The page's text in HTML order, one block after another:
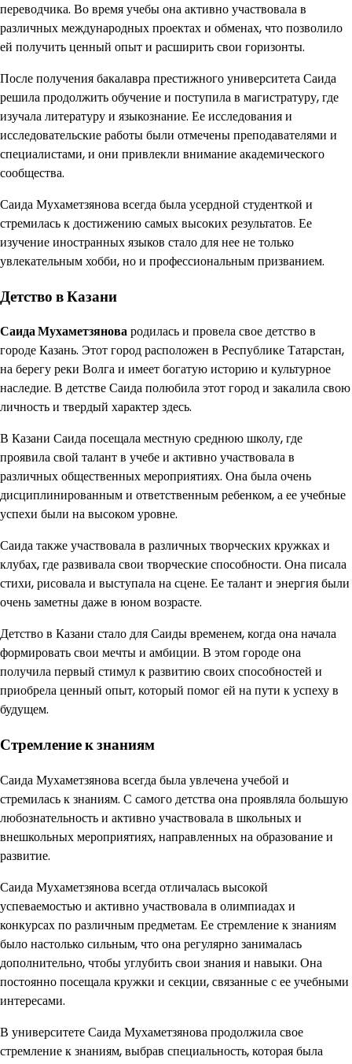
переводчика. Во время учебы она активно участвовала в
различных международных проектах и обменах, что позволило
ей получить ценный опыт и расширить свои горизонты.
После получения бакалавра престижного университета Саида
решила продолжить обучение и поступила в магистратуру, где
изучала литературу и языкознание. Ее исследования и
исследовательские работы были отмечены преподавателями и
специалистами, и они привлекли внимание академического
сообщества.
Саида Мухаметзянова всегда была усердной студенткой и
стремилась к достижению самых высоких результатов. Ее
изучение иностранных языков стало для нее не только
увлекательным хобби, но и профессиональным призванием.
Детство в Казани
Саида Мухаметзяновародилась и провела свое детство в
городе Казань. Этот город расположен в Республике Татарстан,
на берегу реки Волга и имеет богатую историю и культурное
наследие. В детстве Саида полюбила этот город и закалила свою
личность и твердый характер здесь.
В Казани Саида посещала местную среднюю школу, где
проявила свой талант в учебе и активно участвовала в
различных общественных мероприятиях. Она была очень
дисциплинированным и ответственным ребенком, а ее учебные
успехи были на высоком уровне.
Саида также участвовала в различных творческих кружках и
клубах, где развивала свои творческие способности. Она писала
стихи, рисовала и выступала на сцене. Ее талант и энергия были
очень заметны даже в юном возрасте.
Детство в Казани стало для Саиды временем, когда она начала
формировать свои мечты и амбиции. В этом городе она
получила первый стимул к развитию своих способностей и
приобрела ценный опыт, который помог ей на пути к успеху в
будущем.
Стремление к знаниям
Саида Мухаметзянова всегда была увлечена учебой и
стремилась к знаниям. С самого детства она проявляла большую
любознательность и активно участвовала в школьных и
внешкольных мероприятиях, направленных на образование и
развитие.
Саида Мухаметзянова всегда отличалась высокой
успеваемостью и активно участвовала в олимпиадах и
конкурсах по различным предметам. Ее стремление к знаниям
было настолько сильным, что она регулярно занималась
дополнительно, чтобы углубить свои знания и навыки. Она
постоянно посещала кружки и секции, связанные с ее учебными
интересами.
В университете Саида Мухаметзянова продолжила свое
стремление к знаниям, выбрав специальность, которая была